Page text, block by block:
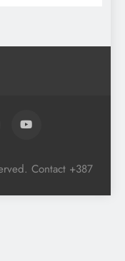
Contact +387